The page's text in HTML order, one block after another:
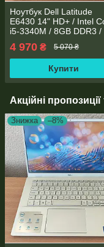
Ноутбук Dell Latitude
E6430 14" HD+ / Intel
i5-3340M / 8GB DDR3 /
256GB SSD / NVS
4 970 ₴ 5 070 ₴
Купити
Акційні
Знижка –8%